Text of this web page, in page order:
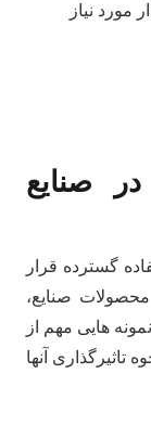
مورد نیاز
صنایع
گسترده قرار
صنایع،
هایی مهم از
تاثیرگذاری آنها